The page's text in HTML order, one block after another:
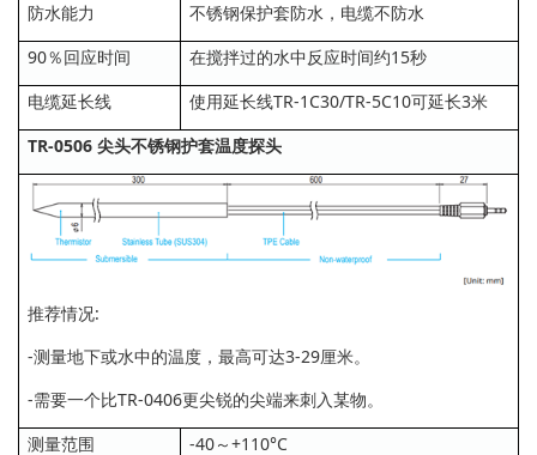
防水能力
不锈钢保护套防水，电缆不防水
90％回应时间
在搅拌过的水中反应时间约15秒
电缆延长线
使用延长线TR-1C30/TR-5C10可延长3米
TR-0506 尖头不锈钢护套温度探头
推荐情况:
-测量地下或水中的温度，最高可达3-29厘米。
-需要一个比TR-0406更尖锐的尖端来刺入某物。
测量范围
-40～+110°C